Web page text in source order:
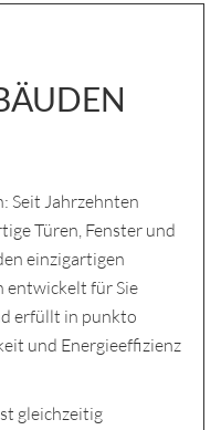
Seit Jahrzehnten
Türen, Fenster und
einzigartigen
entwickelt für Sie
erfüllt in punkto
und Energieeffizienz
gleichzeitig